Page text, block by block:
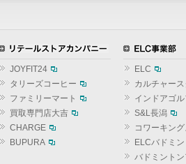
JOYFIT24
タリーズコーヒー
ファミリーマート
買取専門店大吉
CHARGE
BUPURA
ELC
カルチャー
インドアゴ
S&L長潟
コワーキン
ELCバドミ
バドミント